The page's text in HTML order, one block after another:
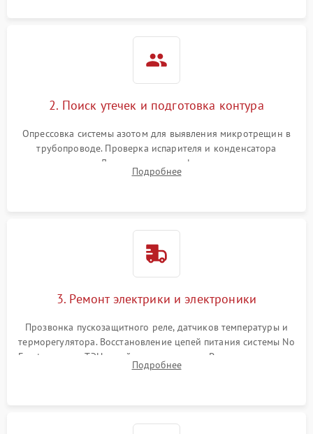
2. Поиск утечек и подготовка контура
Опрессовка системы азотом для выявления микротрещин в
трубопроводе. Проверка испарителя и конденсатора
течеискателем. Демонтаж старого фильтра-осушителя и
продувка капиллярной трубки для устранения засоров.
Подробнее
3. Ремонт электрики и электроники
Прозвонка пускозащитного реле, датчиков температуры и
терморегулятора. Восстановление цепей питания системы No
Frost, включая ТЭН оттайки и вентилятор. Ремонт или замена
платы управления при сбоях алгоритмов.
Подробнее